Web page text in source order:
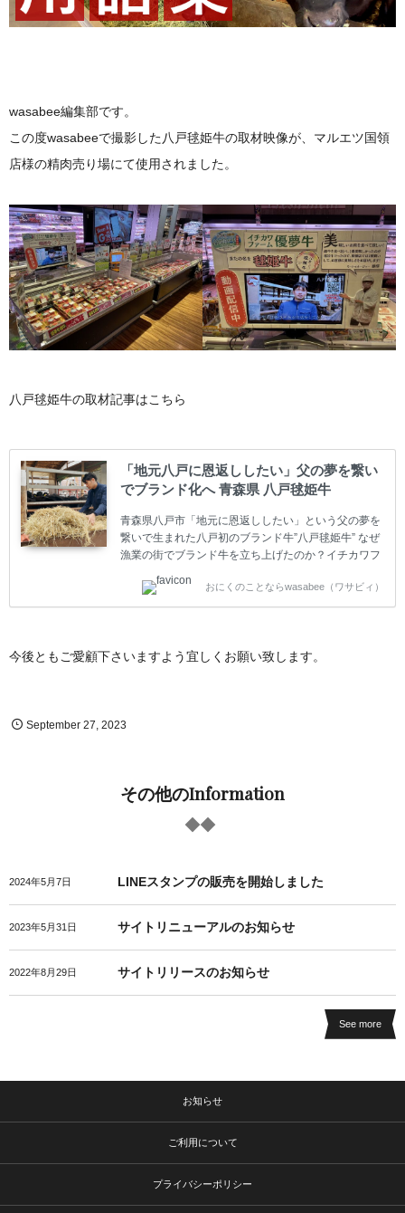
wasabee編集部です。
この度wasabeeで撮影した八戸毬姫牛の取材映像が、マルエツ国領
店様の精肉売り場にて使用されました。
八戸毬姫牛の取材記事はこちら
「地元八戸に恩返ししたい」父の夢を繋い
でブランド化へ 青森県 八戸毬姫牛
青森県八戸市「地元に恩返ししたい」という父の夢を
繋いで生まれた八戸初のブランド牛”八戸毬姫牛” なぜ
漁業の街でブランド牛を立ち上げたのか？イチカワフ
おにくのことならwasabee（ワサビィ）
今後ともご愛顧下さいますよう宜しくお願い致します。
September 27 ,2023
その他のInformation
2024年5月7日 LINEスタンプの販売を開始しました
2023年5月31日 サイトリニューアルのお知らせ
2022年8月29日 サイトリリースのお知らせ
See more
お知らせ
ご利用について
プライバシーポリシー